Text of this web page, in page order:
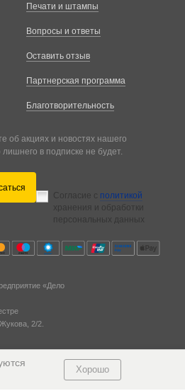
Печати и штампы
Вопросы и ответы
Оставить отзыв
Партнерская программа
Благотворительность
об акциях и новостях нашего
в подписке не будет.
Согласие с политикой
хранения и обработки
персональных данных
«Дело
2/2.
Хорошо